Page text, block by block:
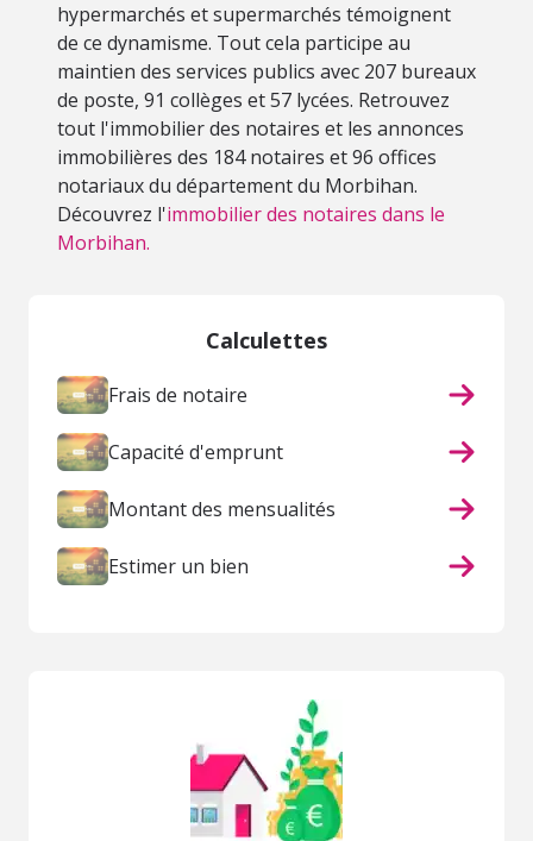
hypermarchés et supermarchés témoignent
de ce dynamisme. Tout cela participe au
maintien des services publics avec 207 bureaux
de poste, 91 collèges et 57 lycées. Retrouvez
tout l'immobilier des notaires et les annonces
immobilières des 184 notaires et 96 offices
notariaux du département du Morbihan.
Découvrez l'immobilier des notaires dans le
Morbihan.
Calculettes
Frais de notaire
Capacité d'emprunt
Montant des mensualités
Estimer un bien